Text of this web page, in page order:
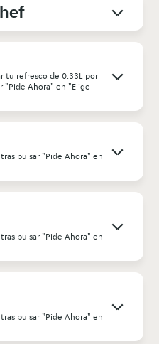
tu refresco de 0.33L por
"Pide Ahora" en "Elige
pulsar "Pide Ahora" en
pulsar "Pide Ahora" en
pulsar "Pide Ahora" en